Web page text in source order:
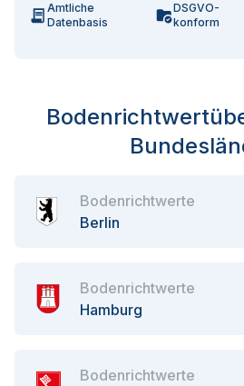
Amtliche
Datenbasis
DSGVO-
konform
Bodenrichtwerte
Berlin
Bodenrichtwerte
Hamburg
Bodenrichtwerte